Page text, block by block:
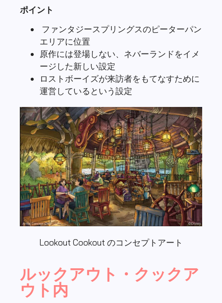
ポイント
ファンタジースプリングスのピーターパン
エリアに位置
原作には登場しない、ネバーランドをイメ
ージした新しい設定
ロストボーイズが来訪者をもてなすために
運営しているという設定
Lookout Cookout のコンセプトアート
ルックアウト・クックア
ウト内